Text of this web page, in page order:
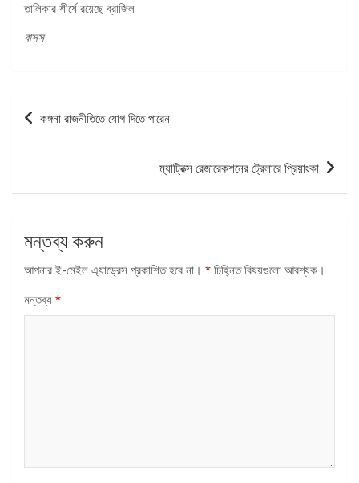
তালিকার শীর্ষে রয়েছে ব্রাজিল
বাসস
পোস্ট
কঙ্গনা রাজনীতিতে যোগ দিতে পারেন
ম্যাট্রিক্স রেজারেকশনের ট্রেলারে প্রিয়াংকা
মন্তব্য করুন
আপনার ই-মেইল এ্যাড্রেস প্রকাশিত হবে না। * চিহ্নিত বিষয়গুলো আবশ্যক।
মন্তব্য *